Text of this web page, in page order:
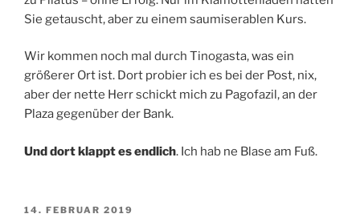
Sie getauscht, aber zu einem saumiserablen Kurs.
Wir kommen noch mal durch Tinogasta, was ein
größerer Ort ist. Dort probier ich es bei der Post, nix,
aber der nette Herr schickt mich zu Pagofazil, an der
Plaza gegenüber der Bank.
Und dort klappt es endlich. Ich hab ne Blase am Fuß.
VERÖFFENTLICHT
14. FEBRUAR 2019